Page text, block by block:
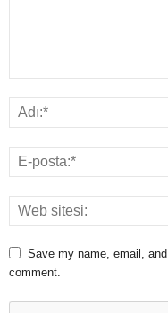
Save my name, email,
comment.